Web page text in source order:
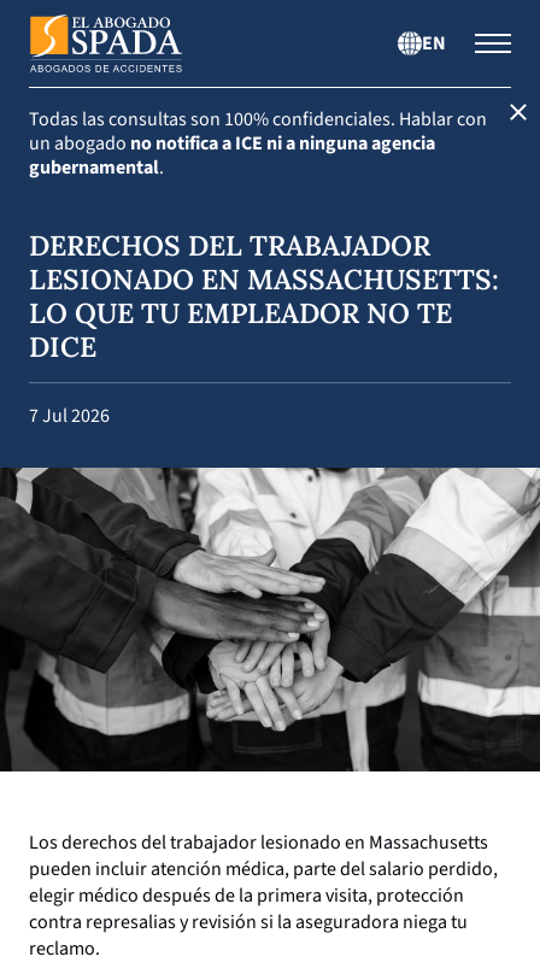
EN
Todas las consultas son 100% confidenciales. Hablar con
un abogado no notifica a ICE ni a ninguna agencia
gubernamental.
DERECHOS DEL TRABAJADOR
LESIONADO EN MASSACHUSETTS:
LO QUE TU EMPLEADOR NO TE
DICE
7 Jul 2026
Los derechos del trabajador lesionado en Massachusetts
pueden incluir atención médica, parte del salario perdido,
elegir médico después de la primera visita, protección
contra represalias y revisión si la aseguradora niega tu
reclamo.